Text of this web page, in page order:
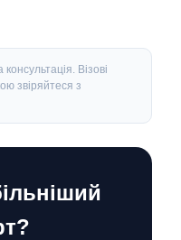
Візові
звіряйтеся з